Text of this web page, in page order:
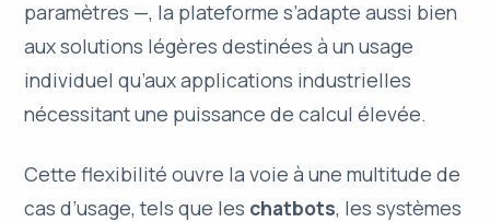
paramètres —, la plateforme s’adapte aussi bien
aux solutions légères destinées à un usage
individuel qu’aux applications industrielles
nécessitant une puissance de calcul élevée.
Cetteflexibilité ouvre la voie à une multitude de
cas d’usage, tels que les chatbots, les systèmes